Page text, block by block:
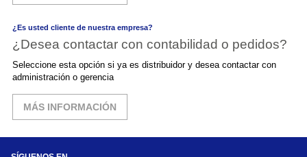
¿Es usted cliente de nuestra empresa?
¿Desea contactar con contabilidad o pedidos?
Seleccione esta opción si ya es distribuidor y desea contactar con
administración o gerencia
MÁS INFORMACIÓN